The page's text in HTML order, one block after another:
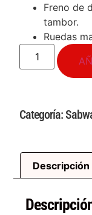
Freno de
tambor.
Ruedas
Categoría:
Descripción